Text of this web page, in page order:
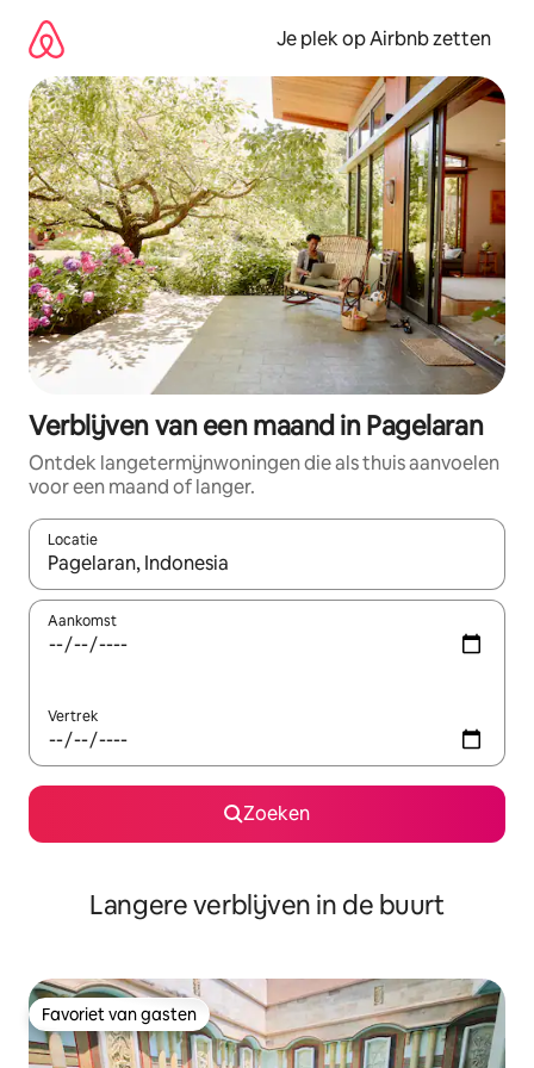
direct
naar
inhoud
Je plek op Airbnb zetten
Verblijven van een maand in Pagelaran
Ontdek langetermijnwoningen die als thuis aanvoelen
voor een maand of langer.
Locatie
Wanneer er resultaten beschikbaar zijn, maak je een keuze
Aankomst
Vertrek
Zoeken
Langere verblijven in de buurt
Favoriet van gasten
Favoriet van gasten